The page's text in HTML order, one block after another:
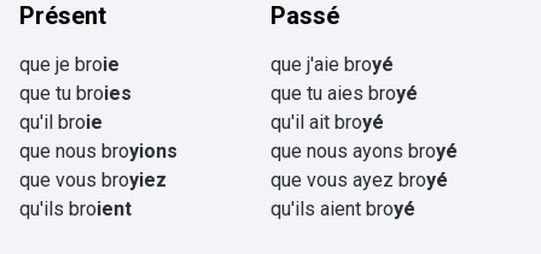
Présent
que je broie
que tu broies
qu'il broie
que nous broyions
que vous broyiez
qu'ils broient
Passé
que j'aie broyé
que tu aies broyé
qu'il ait broyé
que nous ayons broyé
que vous ayez broyé
qu'ils aient broyé